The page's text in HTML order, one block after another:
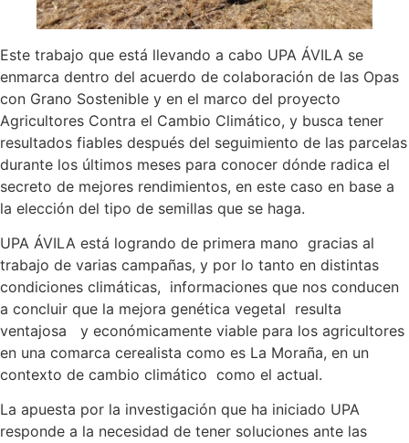
Este trabajo que está llevando a cabo UPA ÁVILA se
enmarca dentro del acuerdo de colaboración de las Opas
con Grano Sostenible y en el marco del proyecto
Agricultores Contra el Cambio Climático, y busca tener
resultados fiables después del seguimiento de las parcelas
durante los últimos meses para conocer dónde radica el
secreto de mejores rendimientos, en este caso en base a
la elección del tipo de semillas que se haga.
UPA ÁVILA está logrando de primera mano gracias al
trabajo de varias campañas, y por lo tanto en distintas
condiciones climáticas, informaciones que nos conducen
a concluir que la mejora genética vegetal resulta
ventajosa y económicamente viable para los agricultores
en una comarca cerealista como es La Moraña, en un
contexto de cambio climático como el actual.
La apuesta por la investigación que ha iniciado UPA
responde a la necesidad de tener soluciones ante las